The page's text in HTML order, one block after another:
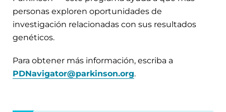
personas exploren oportunidades de
investigación relacionadas con sus resultados
genéticos.
Para obtener más información, escriba a
PDNavigator@parkinson.org.